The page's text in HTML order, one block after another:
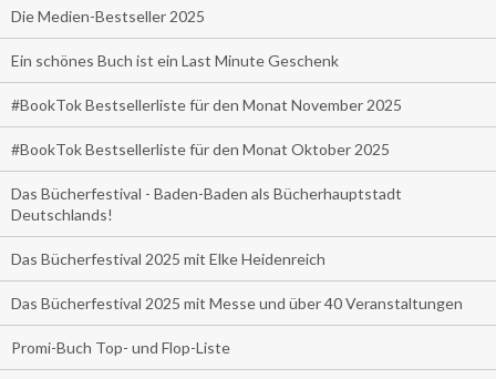
Die Medien-Bestseller 2025
Ein schönes Buch ist ein Last Minute Geschenk
#BookTok Bestsellerliste für den Monat November 2025
#BookTok Bestsellerliste für den Monat Oktober 2025
Das Bücherfestival - Baden-Baden als Bücherhauptstadt
Deutschlands!
Das Bücherfestival 2025 mit Elke Heidenreich
Das Bücherfestival 2025 mit Messe und über 40 Veranstaltungen
Promi-Buch Top- und Flop-Liste